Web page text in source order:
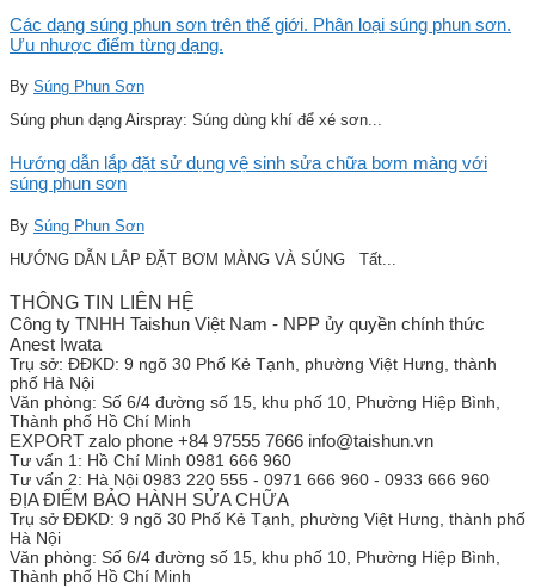
Các dạng súng phun sơn trên thế giới. Phân loại súng phun sơn.
Ưu nhược điểm từng dạng.
By Súng Phun Sơn
Súng phun dạng Airspray: Súng dùng khí để xé sơn...
Hướng dẫn lắp đặt sử dụng vệ sinh sửa chữa bơm màng với
súng phun sơn
By Súng Phun Sơn
HƯỚNG DẪN LẮP ĐẶT BƠM MÀNG VÀ SÚNG Tất...
THÔNG TIN LIÊN HỆ
Công ty TNHH Taishun Việt Nam - NPP ủy quyền chính thức
Anest Iwata
Trụ sở: ĐĐKD: 9 ngõ 30 Phố Kẻ Tạnh, phường Việt Hưng, thành
phố Hà Nội
Văn phòng: Số 6/4 đường số 15, khu phố 10, Phường Hiệp Bình,
Thành phố Hồ Chí Minh
EXPORT zalo phone +84 97555 7666 info@taishun.vn
Tư vấn 1: Hồ Chí Minh 0981 666 960
Tư vấn 2: Hà Nội 0983 220 555 - 0971 666 960 - 0933 666 960
ĐỊA ĐIỂM BẢO HÀNH SỬA CHỮA
Trụ sở ĐĐKD: 9 ngõ 30 Phố Kẻ Tạnh, phường Việt Hưng, thành phố
Hà Nội
Văn phòng: Số 6/4 đường số 15, khu phố 10, Phường Hiệp Bình,
Thành phố Hồ Chí Minh